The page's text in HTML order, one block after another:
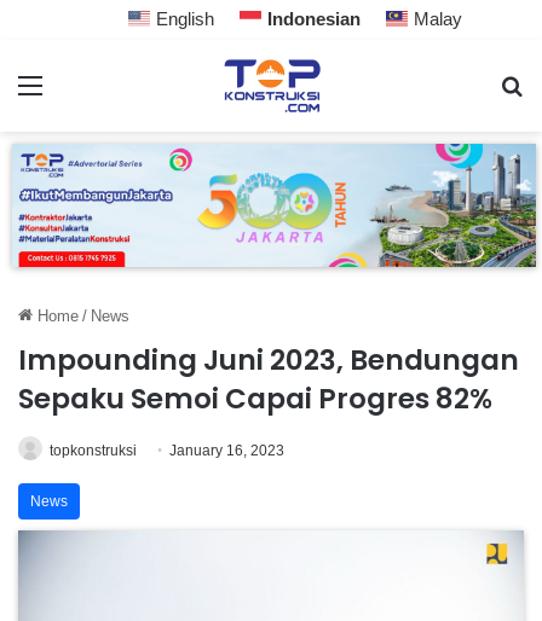
English Indonesian Malay
Home / News
Impounding Juni 2023, Bendungan
Sepaku Semoi Capai Progres 82%
topkonstruksi January 16, 2023
News